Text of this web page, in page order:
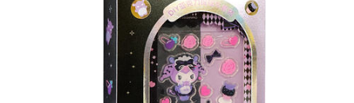
拼砌组合及乐高LEGO
玩具车，货车，火车及遥控系列
手工艺，文具，蜡笔，泥胶，画板